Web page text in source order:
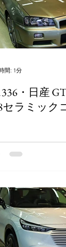
・日産
セラミック
間: 1分